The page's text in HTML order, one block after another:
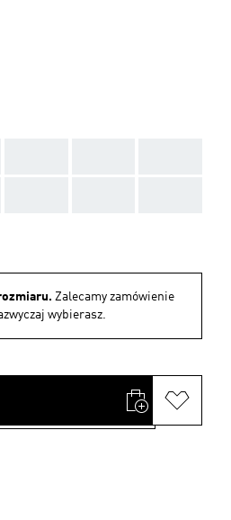
Zalecamy zamówienie
wybierasz.